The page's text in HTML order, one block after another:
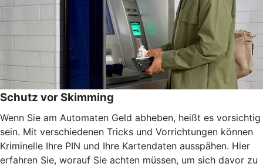
Schutz vor Skimming
Wenn Sie am Automaten Geld abheben, heißt es vorsichtig
sein. Mit verschiedenen Tricks und Vorrichtungen können
Kriminelle Ihre PIN und Ihre Kartendaten ausspähen. Hier
erfahren Sie, worauf Sie achten müssen, um sich davor zu